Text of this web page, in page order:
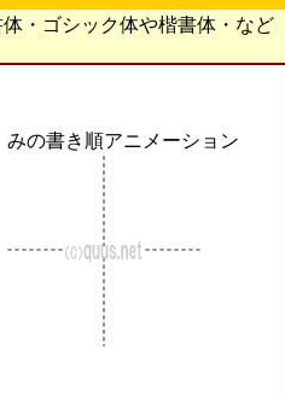
・ゴシック体や楷書体・など
みの書き順アニメーション